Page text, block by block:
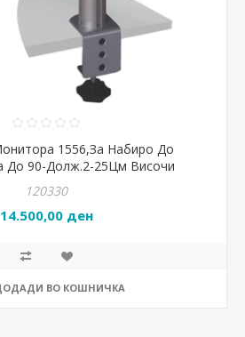
1556,За Набиро До
До 90-Долж.2-25Цм Височи
120330
14.500,00 ден
ВО КОШНИЧКА